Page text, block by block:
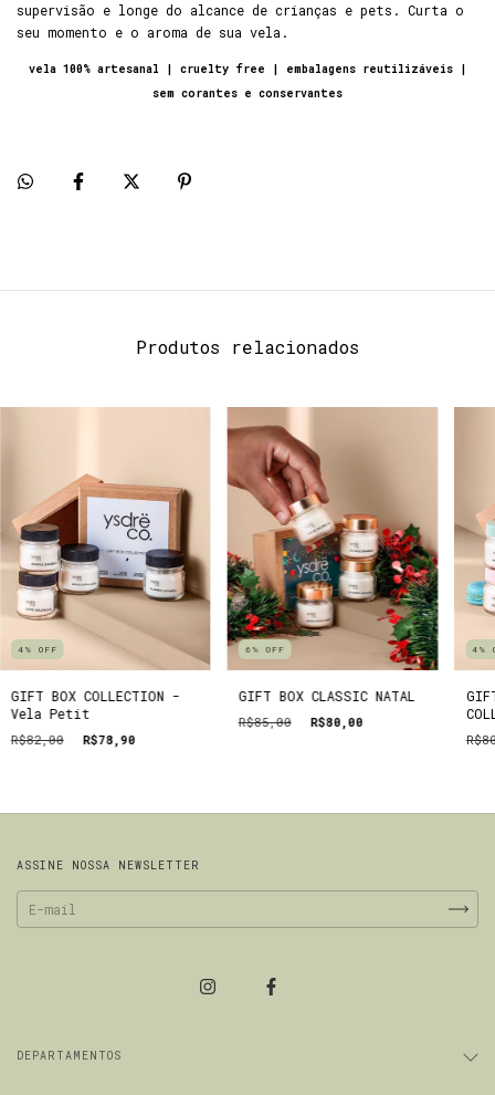
supervisão e longe do alcance de crianças e pets. Curta o
seu momento e o aroma de sua vela.
vela 100% artesanal | cruelty free | embalagens reutilizáveis |
sem corantes e conservantes
Produtos relacionados
4 % OFF
GIFT BOX COLLECTION -
Vela Petit
R$82,00 R$78,90
6%OFF
GIFT BOX CLASSIC NATAL
R$85,00 R$80,00
4 %
ASSINE NOSSA NEWSLETTER
DEPARTAMENTOS